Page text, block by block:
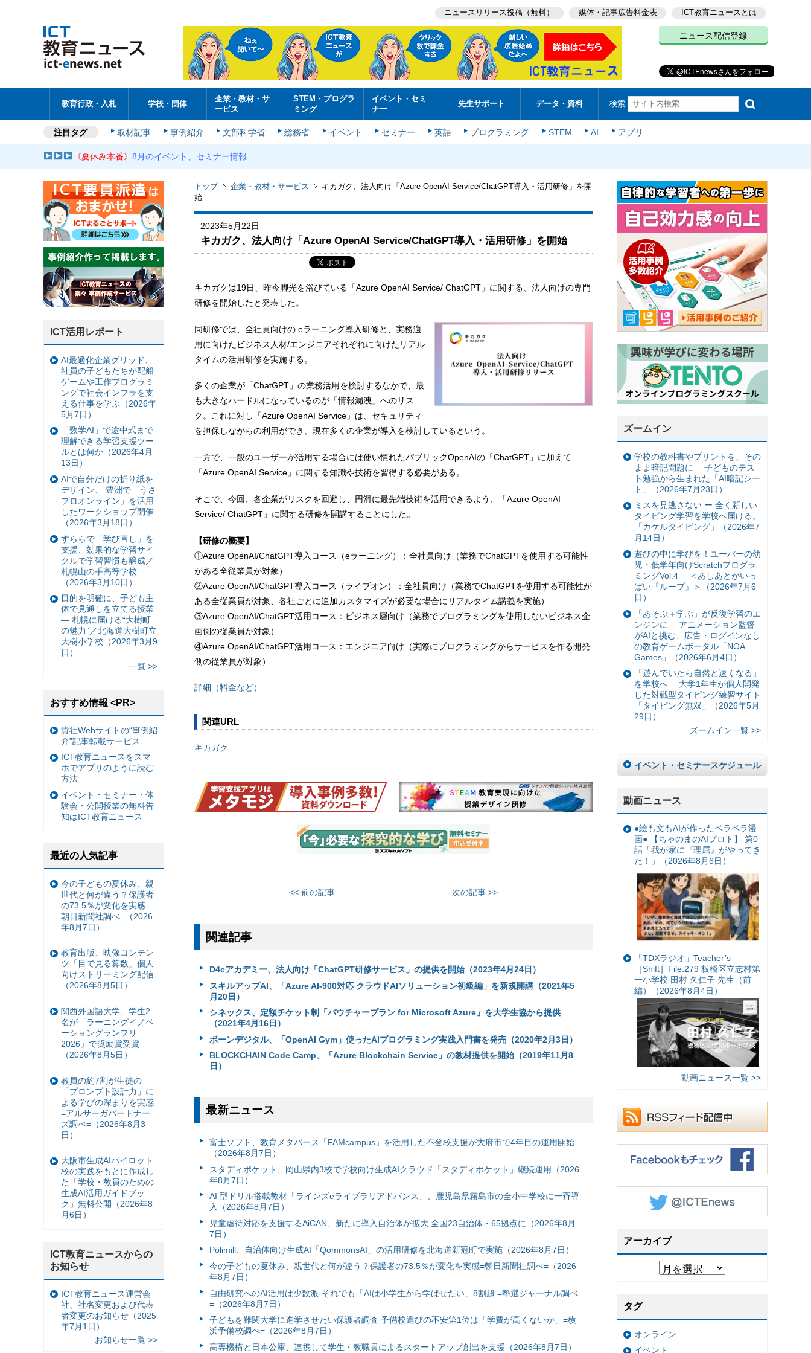
ニュースリリース投稿（無料） 媒体・記事広告料金表 ICT教育ニュースとは
ニュース配信登録
教育行政・入札 学校・団体
企業・教材・サ
ービス
STEM・プログラ
ミング
イベント・セミ
ナー
先生サポート データ・資料 検索
注目タグ 取材記事 事例紹介 文部科学省 総務省 イベント セミナー 英語 プログラミング STEM AI アプリ
《夏休み本番》8月のイベント、セミナー情報
トップ 企業・教材・サービス
キカガク、法人向け「Azure OpenAI Service/ChatGPT導入・活用研修」を開
始
2023年5月22日
キカガク、法人向け「Azure OpenAI Service/ChatGPT導入・活用研修」を開始
キカガクは19日、昨今脚光を浴びている「Azure OpenAI Service/ ChatGPT」に関する、法人向けの専門
研修を開始したと発表した。
同研修では、全社員向けの eラーニング導入研修と、実務適
用に向けたビジネス人材/エンジニアそれぞれに向けたリアル
タイムの活用研修を実施する。
多くの企業が「ChatGPT」の業務活用を検討するなかで、最
も大きなハードルになっているのが「情報漏洩」へのリス
ク。これに対し「Azure OpenAI Service」は、セキュリティ
を担保しながらの利用ができ、現在多くの企業が導入を検討しているという。
一方で、一般のユーザーが活用する場合には使い慣れたパブリックOpenAIの「ChatGPT」に加えて
「Azure OpenAI Service」に関する知識や技術を習得する必要がある。
そこで、今回、各企業がリスクを回避し、円滑に最先端技術を活用できるよう、「Azure OpenAI
Service/ ChatGPT」に関する研修を開講することにした。
【研修の概要】
①Azure OpenAI/ChatGPT導入コース（eラーニング）：全社員向け（業務でChatGPTを使用する可能性
がある全従業員が対象）
②Azure OpenAI/ChatGPT導入コース（ライブオン）：全社員向け（業務でChatGPTを使用する可能性が
ある全従業員が対象、各社ごとに追加カスタマイズが必要な場合にリアルタイム講義を実施）
③Azure OpenAI/ChatGPT活用コース：ビジネス層向け（業務でプログラミングを使用しないビジネス企
画側の従業員が対象）
④Azure OpenAI/ChatGPT活用コース：エンジニア向け（実際にプログラミングからサービスを作る開発
側の従業員が対象）
詳細（料金など）
関連URL
キカガク
<< 前の記事 次の記事 >>
関連記事
D4cアカデミー、法人向け「ChatGPT研修サービス」の提供を開始（2023年4月24日）
スキルアップAI、「Azure AI-900対応 クラウドAIソリューション初級編」を新規開講（2021年5
月20日）
シネックス、定額チケット制「バウチャープラン for Microsoft Azure」を大学生協から提供
（2021年4月16日）
ボーンデジタル、「OpenAI Gym」使ったAIプログラミング実践入門書を発売（2020年2月3日）
BLOCKCHAIN Code Camp、「Azure Blockchain Service」の教材提供を開始（2019年11月8
日）
最新ニュース
富⼠ソフト、教育メタバース「FAMcampus」を活用した不登校支援が大府市で4年目の運用開始
（2026年8月7日）
スタディポケット、岡山県内3校で学校向け生成AIクラウド「スタディポケット」継続運用（2026
年8月7日）
AI 型ドリル搭載教材「ラインズeライブラリアドバンス」、鹿児島県霧島市の全小中学校に一斉導
入（2026年8月7日）
児童虐待対応を支援するAiCAN、新たに導入自治体が拡大 全国23自治体・65拠点に（2026年8月
7日）
Polimill、自治体向け生成AI「QommonsAI」の活用研修を北海道新冠町で実施（2026年8月7日）
今の子どもの夏休み、親世代と何が違う？保護者の73.5％が変化を実感=朝日新聞社調べ=（2026
年8月7日）
自由研究へのAI活用は少数派-それでも「AIは小学生から学ばせたい」8割超 =塾選ジャーナル調べ
=（2026年8月7日）
子どもを難関大学に進学させたい保護者調査 予備校選びの不安第1位は「学費が高くないか」=横
浜予備校調べ=（2026年8月7日）
高専機構と日本公庫、連携して学生・教職員によるスタートアップ創出を支援（2026年8月7日）
ズームイン
学校の教科書やプリントを、その
まま暗記問題に ─ 子どものテス
ト勉強から生まれた「AI暗記シー
ト」（2026年7月23日）
ミスを見逃さない ー 全く新しい
タイピング学習を学校へ届ける。
「カケルタイピング」（2026年7
月14日）
遊びの中に学びを！ユーバーの幼
児・低学年向けScratchプログラ
ミングVol.4 ＜あしあとがいっ
ぱい『ループ』＞（2026年7月6
日）
「あそぶ＋学ぶ」が反復学習のエ
ンジンに ─ アニメーション監督
がAIと挑む、広告・ログインなし
の教育ゲームポータル「NOA
Games」（2026年6月4日）
「遊んでいたら自然と速くなる」
を学校へ ─ 大学1年生が個人開発
した対戦型タイピング練習サイト
「タイピング無双」（2026年5月
29日）
ズームイン一覧 >>
イベント・セミナースケジュール
動画ニュース
●絵も文もAIが作ったペラペラ漫
画● 【ちゃのまのAIプロト】 第0
話「我が家に『理屈』がやってき
た！」（2026年8月6日）
「TDXラジオ」Teacher’s
［Shift］File.279 板橋区立志村第
一小学校 田村 久仁子 先生（前
編）（2026年8月4日）
動画ニュース一覧 >>
アーカイブ
タグ
オンライン
イベント
ICT活用レポート
AI最適化企業グリッド、
社員の子どもたちが配船
ゲームや工作プログラミ
ングで社会インフラを支
える仕事を学ぶ（2026年
5月7日）
「数学AI」で途中式まで
理解できる学習支援ツー
ルとは何か（2026年4月
13日）
AIで自分だけの折り紙を
デザイン、 豊洲で「うさ
プロオンライン」を活用
したワークショップ開催
（2026年3月18日）
すららで「学び直し」を
支援、効果的な学習サイ
クルで学習習慣も醸成／
札幌山の手高等学校
（2026年3月10日）
目的を明確に、子ども主
体で見通しを立てる授業
— 札幌に届ける“大樹町
の魅力”／北海道大樹町立
大樹小学校（2026年3月9
日）
一覧 >>
おすすめ情報 <PR>
貴社Webサイトの“事例紹
介”記事転載サービス
ICT教育ニュースをスマ
ホでアプリのように読む
方法
イベント・セミナー・体
験会・公開授業の無料告
知はICT教育ニュース
最近の人気記事
今の子どもの夏休み、親
世代と何が違う？保護者
の73.5％が変化を実感=
朝日新聞社調べ=（2026
年8月7日）
教育出版、映像コンテン
ツ「目で見る算数」個人
向けストリーミング配信
（2026年8月5日）
関西外国語大学、学生2
名が「ラーニングイノベ
ーショングランプリ
2026」で奨励賞受賞
（2026年8月5日）
教員の約7割が生徒の
「プロンプト設計力」に
よる学びの深まりを実感
=アルサーガパートナー
ズ調べ=（2026年8月3
日）
大阪市生成AIパイロット
校の実践をもとに作成し
た「学校・教員のための
生成AI活用ガイドブッ
ク」無料公開（2026年8
月6日）
ICT教育ニュースからの
お知らせ
ICT教育ニュース運営会
社、社名変更および代表
者変更のお知らせ（2025
年7月1日）
お知らせ一覧 >>